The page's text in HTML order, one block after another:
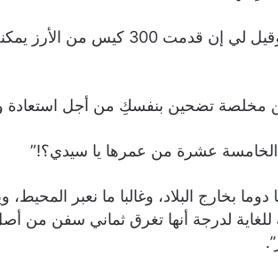
تشانج: “إن والدي رجل أعمى وقيل
مخلصة تضحين بنفسكِ من أجل استعادة
الخامسة عشرة من عمرها يا سيدي؟!”
دوما بخارج البلاد، وغالبا ما نعبر
للغاية لدرجة أنها تغرق ثماني سفن